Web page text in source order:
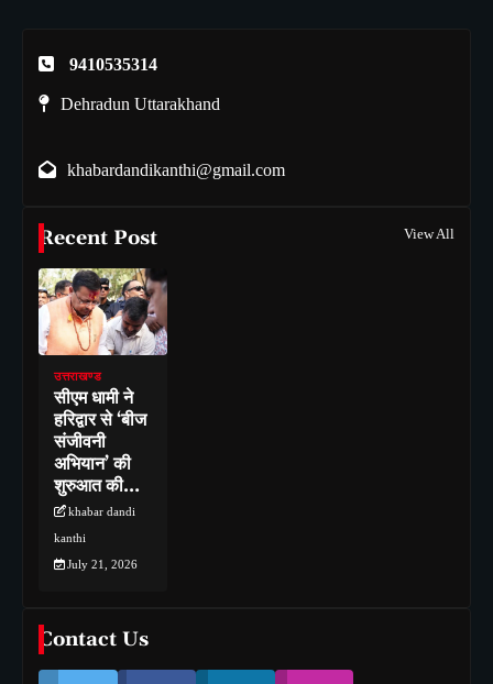
9410535314
Dehradun Uttarakhand
khabardandikanthi@gmail.com
Recent Post View All
उत्तराखण्ड
सीएम धामी ने
हरिद्वार से ‘बीज
संजीवनी
अभियान’ की
शुरुआत की…
khabar dandi
kanthi
July 21, 2026
Contact Us